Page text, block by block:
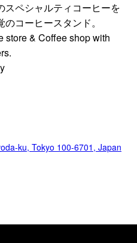
スペシャルティコーヒーを
コーヒースタンド。
store & Coffee shop with
ku, Tokyo 100-6701, Japan